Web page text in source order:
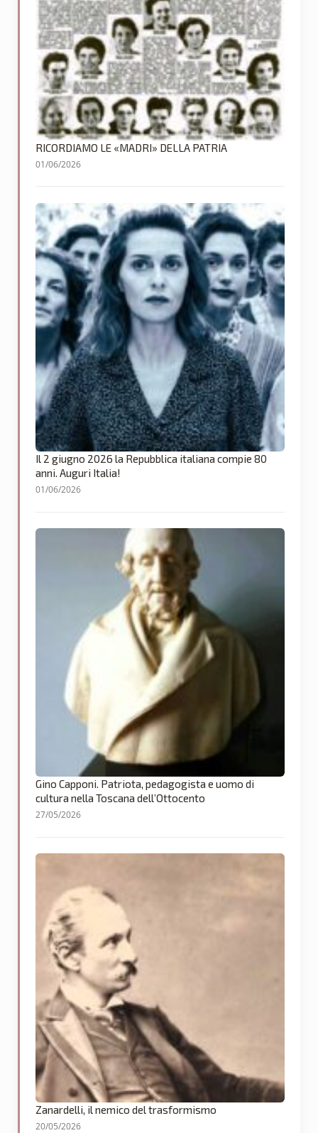
RICORDIAMO LE «MADRI» DELLA PATRIA
01/06/2026
Il 2 giugno 2026 la Repubblica italiana compie 80
anni. Auguri Italia!
01/06/2026
Gino Capponi. Patriota, pedagogista e uomo di
cultura nella Toscana dell’Ottocento
27/05/2026
Zanardelli, il nemico del trasformismo
20/05/2026